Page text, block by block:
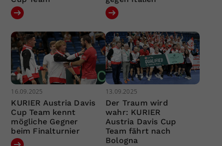
16.09.2025
KURIER Austria Davis
Cup Team kennt
mögliche Gegner
beim Finalturnier
13.09.2025
Der Traum wird
wahr: KURIER
Austria Davis Cup
Team fährt nach
Bologna